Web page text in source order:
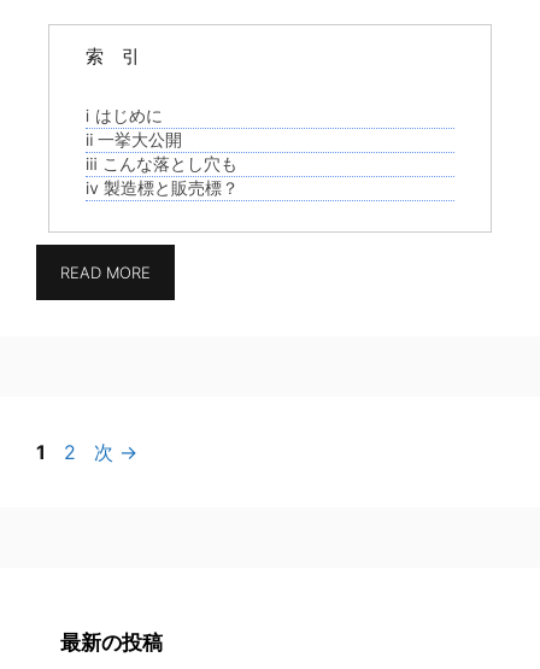
索 引
ⅰ はじめに
ⅱ 一挙大公開
ⅲ こんな落とし穴も
ⅳ 製造標と販売標？
READ MORE
ペ
1
ペ
2 次 →
最新の投稿